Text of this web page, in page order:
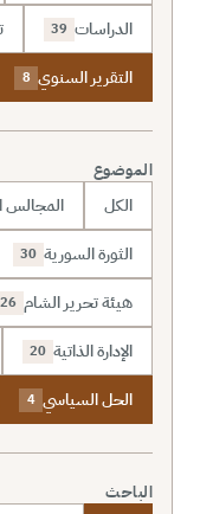
الدراسات 39
التقرير السنوي 8
الموضوع
الكل المجالس
الثورة السورية 30
هيئة تحرير الشام 26
الإدارة الذاتية 20
الحل السياسي 4
الباحث